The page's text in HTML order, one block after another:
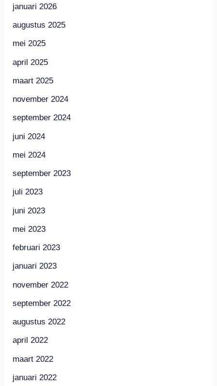
januari 2026
augustus 2025
mei 2025
april 2025
maart 2025
november 2024
september 2024
juni 2024
mei 2024
september 2023
juli 2023
juni 2023
mei 2023
februari 2023
januari 2023
november 2022
september 2022
augustus 2022
april 2022
maart 2022
januari 2022